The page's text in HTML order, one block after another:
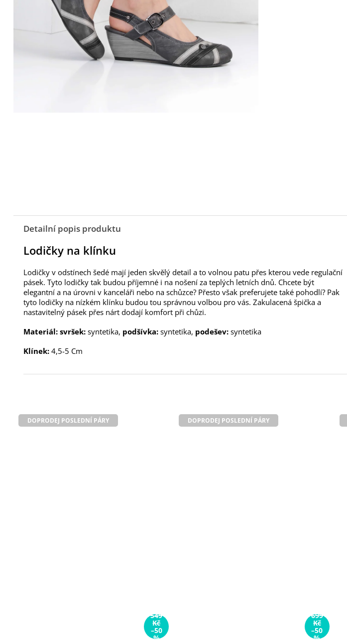
Detailní popis produktu
Lodičky na klínku
Lodičky v odstínech šedé mají jeden skvělý detail a to volnou patu přes kterou vede regulační
pásek. Tyto lodičky tak budou příjemné i na nošení za teplých letních dnů. Chcete být
elegantní a na úrovni v kanceláři nebo na schůzce? Přesto však preferujete také pohodlí? Pak
tyto lodičky na nízkém klínku budou tou správnou volbou pro vás. Zakulacená špička a
nastavitelný pásek přes nárt dodají komfort při chůzi.
Materiál: svršek:syntetika, podšívka:syntetika, podešev:syntetika
Klínek:4,5-5 Cm
DOPRODEJ POSLEDNÍ PÁRY
549
Kč
–50
%
DOPRODEJ POSLEDNÍ PÁRY
699
Kč
–50
%